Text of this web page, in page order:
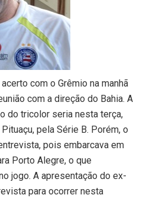
com o Grêmio na manhã
com a direção do Bahia. A
do tricolor seria nesta terça,
pela Série B. Porém, o
pois embarcava em
Porto Alegre, o que
jogo. A apresentação do ex-
para ocorrer nesta